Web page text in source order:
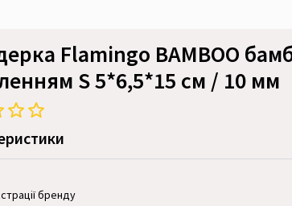
Flamingo BAMBOO
S 5*6,5*15 см / 10 мм
бренду